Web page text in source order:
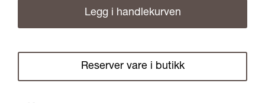
Legg i handlekurven
Reserver vare i butikk